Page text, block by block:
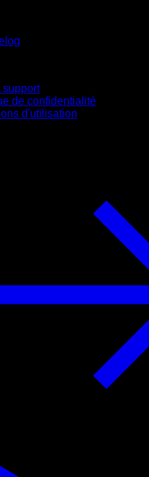
support
de confidentialité
d'utilisation